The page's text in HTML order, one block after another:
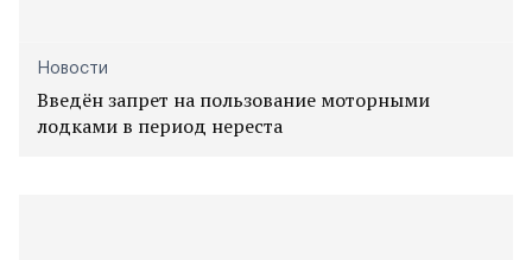
Новости
Введён запрет на пользование моторными
лодками в период нереста